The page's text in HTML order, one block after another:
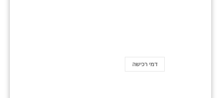
דמי רכישה